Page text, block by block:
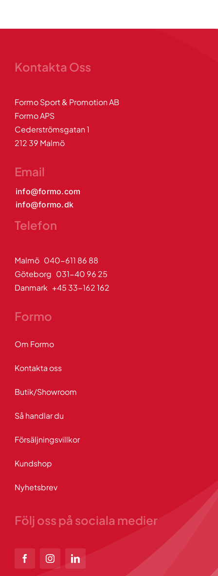
Kontakta Oss
Formo Sport & Promotion AB
Formo APS
Cederströmsgatan 1
212 39 Malmö
Email
info@formo.com
info@formo.dk
Telefon
Malmö 040-611 86 88
Göteborg 031-40 96 25
Danmark +45 33-162 162
Formo
Om Formo
Kontakta oss
Butik/Showroom
Så handlar du
Försäljningsvillkor
Kundshop
Nyhetsbrev
Följ oss på sociala medier